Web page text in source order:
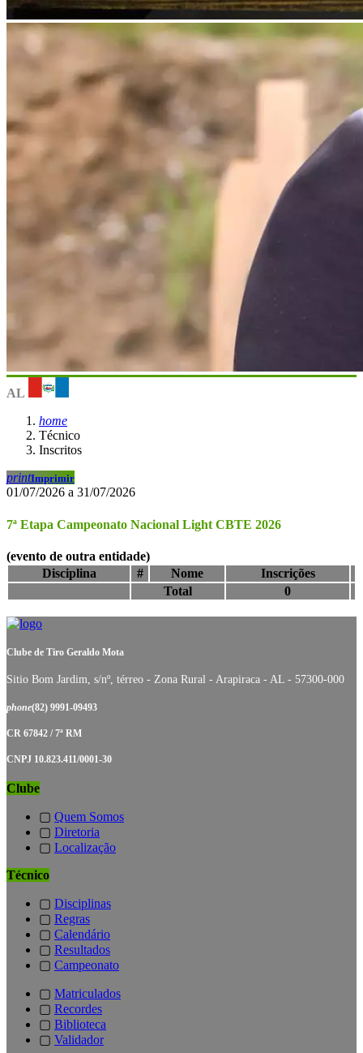
AL
home
Técnico
Inscritos
printImprimir
01/07/2026 a 31/07/2026
7ª Etapa Campeonato Nacional Light CBTE 2026
(evento de outra entidade)
Disciplina
# Nome
Inscrições
Total
0
Clube de Tiro Geraldo Mota
Sitio Bom Jardim, s/nº, térreo - Zona Rural - Arapiraca - AL - 57300-000
phone(82) 9991-09493
CR 67842 / 7ª RM
CNPJ 10.823.411/0001-30
Clube
▢ Quem Somos
▢ Diretoria
▢ Localização
Técnico
▢ Disciplinas
▢ Regras
▢ Calendário
▢ Resultados
▢ Campeonato
▢ Matriculados
▢ Recordes
▢ Biblioteca
▢ Validador